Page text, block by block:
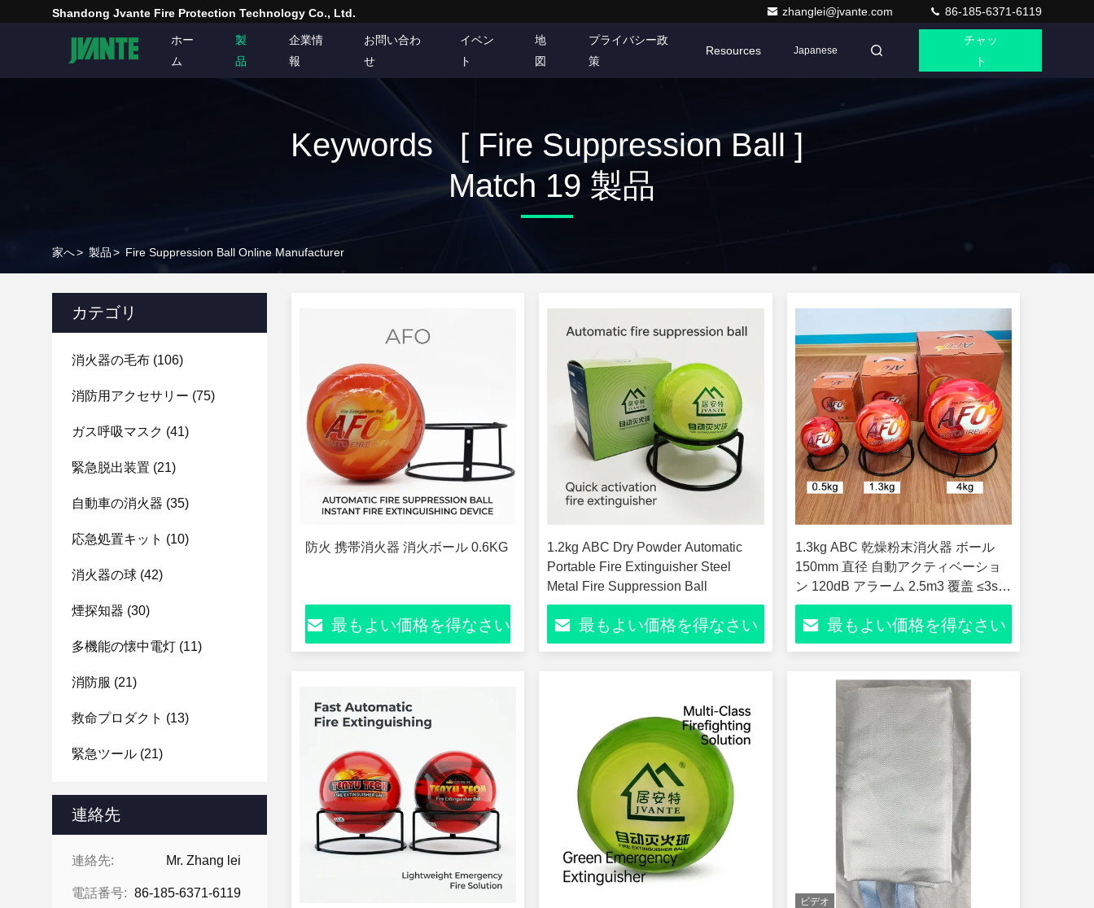
Shandong Jvante Fire Protection Technology Co., Ltd. zhanglei@jvante.com 86-185-6371-6119
ホー
ム
製
品
企業情
報
お問い合わ
せ
イベン
ト
地
図
プライバシー政
策
Resources Japanese
チャッ
ト
Keywords [ Fire Suppression Ball ]
Match 19 製品
家へ> 製品> Fire Suppression Ball Online Manufacturer
カテゴリ
消火器の毛布 (106)
消防用アクセサリー (75)
ガス呼吸マスク (41)
緊急脱出装置 (21)
自動車の消火器 (35)
応急処置キット (10)
消火器の球 (42)
煙探知器 (30)
多機能の懐中電灯 (11)
消防服 (21)
救命プロダクト (13)
緊急ツール (21)
連絡先
連絡先: Mr. Zhang lei
電話番号: 86-185-6371-6119
防火 携帯消火器 消火ボール 0.6KG
最もよい価格を得なさい
1.2kg ABC Dry Powder Automatic
Portable Fire Extinguisher Steel
Metal Fire Suppression Ball
最もよい価格を得なさい
1.3kg ABC 乾燥粉末消火器 ボール
150mm 直径 自動アクティベーショ
ン 120dB アラーム 2.5m3 覆盖 ≤3s
応答時間 CE EN3-7 自動車ガレージ
キッチン 倉庫 船舶 防火
最もよい価格を得なさい
ビデオ